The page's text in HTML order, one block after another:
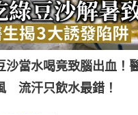
沙當水喝竟致腦出血！
流汗只飲水最錯！